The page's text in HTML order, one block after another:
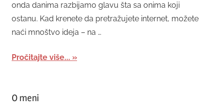
onda danima razbijamo glavu šta sa onima koji
ostanu. Kad krenete da pretražujete internet, možete
naći mnoštvo ideja – na …
Pročitajte više...
O meni